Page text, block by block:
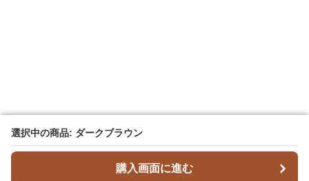
選択中の商品: ダークブラウン
購入画面に進む
選択中の商品: ダークブラウン
購入画面に進む